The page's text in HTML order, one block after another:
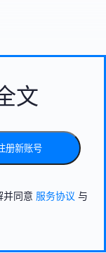
文
册新账号
并同意 服务协议 与